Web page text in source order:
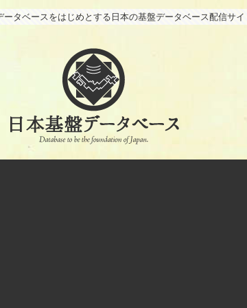
ータベースをはじめとする日本の基盤データベース配信サイ